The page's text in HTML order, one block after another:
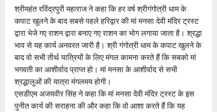
श्रीमहंत रविंद्रपुरी महाराज ने कहा कि हर वर्ष श्रीगंगोत्री धाम के
कपाट खुलने के बाद सबसे पहले हरिद्वार की मां मनसा देवी मंदिर ट्रस्ट
द्वारा भेजे गए राशन द्वारा बनाए गए राशन का भोग लगाया जाता है। श्रद्धा
भाव से यह कार्य अनवरत जारी है। श्री गंगोत्री धाम के कपाट खुलने के
बाद वो सभी तीर्थ यात्रियों के लिए मंगल कामना करते हैं कि सबको मां
भगवती का आशीर्वाद प्राप्त हो। मां मनसा के आशीर्वाद से सभी
श्रद्धालुओं की यात्रा मंगलमय होगी।
एसडीएम अजयवीर सिंह ने कहा कि मां मनसा देवी मंदिर ट्रस्ट के इस
पुनीत कार्य की सराहना की और कहा कि वो आशा करते हैं कि यह